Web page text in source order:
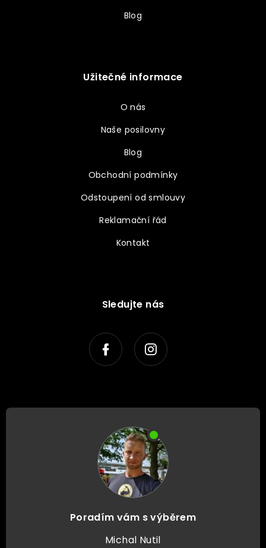
Blog
Užitečné informace
O nás
Naše posilovny
Blog
Obchodní podmínky
Odstoupení od smlouvy
Reklamační řád
Kontakt
Sledujte nás
Poradím vám s výběrem
Michal Nutil